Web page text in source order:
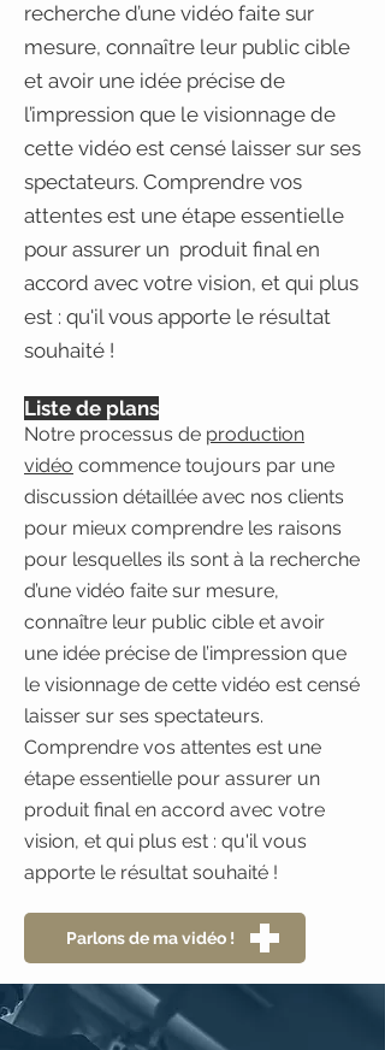
recherche d’une vidéo faite sur
mesure, connaître leur public cible
et avoir une idée précise de
l’impression que le visionnage de
cette vidéo est censé laisser sur ses
spectateurs. Comprendre vos
attentes est une étape essentielle
pour assurer un produit final en
accord avec votre vision, et qui plus
est : qu'il vous apporte le résultat
souhaité !
Liste de plans
Notre processus de production
vidéo commence toujours par une
discussion détaillée avec nos clients
pour mieux comprendre les raisons
pour lesquelles ils sont à la recherche
d’une vidéo faite sur mesure,
connaître leur public cible et avoir
une idée précise de l’impression que
le visionnage de cette vidéo est censé
laisser sur ses spectateurs.
Comprendre vos attentes est une
étape essentielle pour assurer un
produit final en accord avec votre
vision, et qui plus est : qu'il vous
apporte le résultat souhaité !
Parlons de ma vidéo !